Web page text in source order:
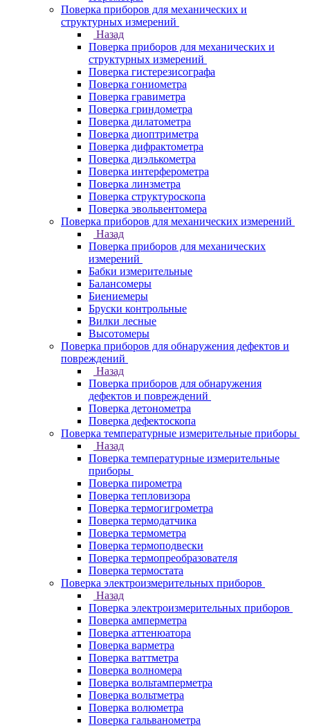
Поверка приборов для механических и
структурных измерений
Назад
Поверка приборов для механических и
структурных измерений
Поверка гистерезисографа
Поверка гониометра
Поверка гравиметра
Поверка гриндометра
Поверка дилатометра
Поверка диоптриметра
Поверка дифрактометра
Поверка диэлькометра
Поверка интерферометра
Поверка линзметра
Поверка структуроскопа
Поверка эвольвентомера
Поверка приборов для механических измерений
Назад
Поверка приборов для механических
измерений
Бабки измерительные
Балансомеры
Биениемеры
Бруски контрольные
Вилки лесные
Высотомеры
Поверка приборов для обнаружения дефектов и
повреждений
Назад
Поверка приборов для обнаружения
дефектов и повреждений
Поверка детонометра
Поверка дефектоскопа
Поверка температурные измерительные приборы
Назад
Поверка температурные измерительные
приборы
Поверка пирометра
Поверка тепловизора
Поверка термогигрометра
Поверка термодатчика
Поверка термометра
Поверка термоподвески
Поверка термопреобразователя
Поверка термостата
Поверка электроизмерительных приборов
Назад
Поверка электроизмерительных приборов
Поверка амперметра
Поверка аттенюатора
Поверка варметра
Поверка ваттметра
Поверка волномера
Поверка вольтамперметра
Поверка вольтметра
Поверка волюметра
Поверка гальванометра